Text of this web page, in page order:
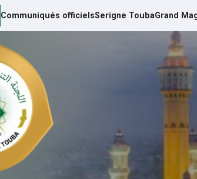
Communiqués officielsSerigne ToubaGrand